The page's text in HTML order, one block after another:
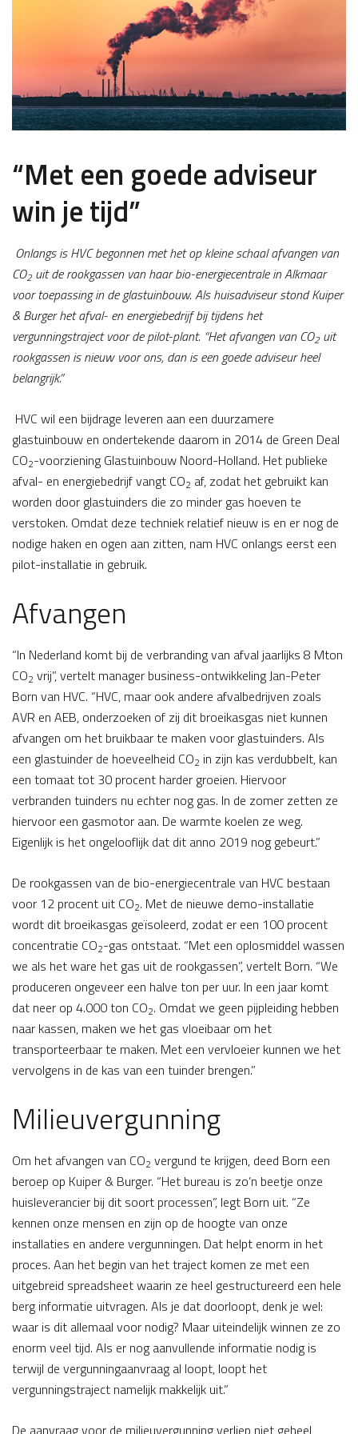
“Met een goede adviseur
win je tijd”
Onlangs is HVC begonnen met het op kleine schaal afvangen van
CO2uit de rookgassen van haar bio-energiecentrale in Alkmaar
voor toepassing in de glastuinbouw. Als huisadviseur stond Kuiper
& Burger het afval- en energiebedrijf bij tijdens het
vergunningstraject voor de pilot-plant. “Het afvangen van CO2uit
rookgassen is nieuw voor ons, dan is een goede adviseur heel
belangrijk.”
HVC wil een bijdrage leveren aan een duurzamere
glastuinbouw en ondertekende daarom in 2014 de Green Deal
CO2-voorziening Glastuinbouw Noord-Holland. Het publieke
afval- en energiebedrijf vangt CO2 af, zodat het gebruikt kan
worden door glastuinders die zo minder gas hoeven te
verstoken. Omdat deze techniek relatief nieuw is en er nog de
nodige haken en ogen aan zitten, nam HVC onlangs eerst een
pilot-installatie in gebruik.
Afvangen
“In Nederland komt bij de verbranding van afval jaarlijks 8 Mton
CO2 vrij”, vertelt manager business-ontwikkeling Jan-Peter
Born van HVC. “HVC, maar ook andere afvalbedrijven zoals
AVR en AEB, onderzoeken of zij dit broeikasgas niet kunnen
afvangen om het bruikbaar te maken voor glastuinders. Als
een glastuinder de hoeveelheid CO2 in zijn kas verdubbelt, kan
een tomaat tot 30 procent harder groeien. Hiervoor
verbranden tuinders nu echter nog gas. In de zomer zetten ze
hiervoor een gasmotor aan. De warmte koelen ze weg.
Eigenlijk is het ongelooflijk dat dit anno 2019 nog gebeurt.”
De rookgassen van de bio-energiecentrale van HVC bestaan
voor 12 procent uit CO2. Met de nieuwe demo-installatie
wordt dit broeikasgas geïsoleerd, zodat er een 100 procent
concentratie CO2-gas ontstaat. “Met een oplosmiddel wassen
we als het ware het gas uit de rookgassen”, vertelt Born. “We
produceren ongeveer een halve ton per uur. In een jaar komt
dat neer op 4.000 ton CO2. Omdat we geen pijpleiding hebben
naar kassen, maken we het gas vloeibaar om het
transporteerbaar te maken. Met een vervloeier kunnen we het
vervolgens in de kas van een tuinder brengen.”
Milieuvergunning
Om het afvangen van CO2 vergund te krijgen, deed Born een
beroep op Kuiper & Burger. “Het bureau is zo’n beetje onze
huisleverancier bij dit soort processen”, legt Born uit. “Ze
kennen onze mensen en zijn op de hoogte van onze
installaties en andere vergunningen. Dat helpt enorm in het
proces. Aan het begin van het traject komen ze met een
uitgebreid spreadsheet waarin ze heel gestructureerd een hele
berg informatie uitvragen. Als je dat doorloopt, denk je wel:
waar is dit allemaal voor nodig? Maar uiteindelijk winnen ze zo
enorm veel tijd. Als er nog aanvullende informatie nodig is
terwijl de vergunningaanvraag al loopt, loopt het
vergunningstraject namelijk makkelijk uit.”